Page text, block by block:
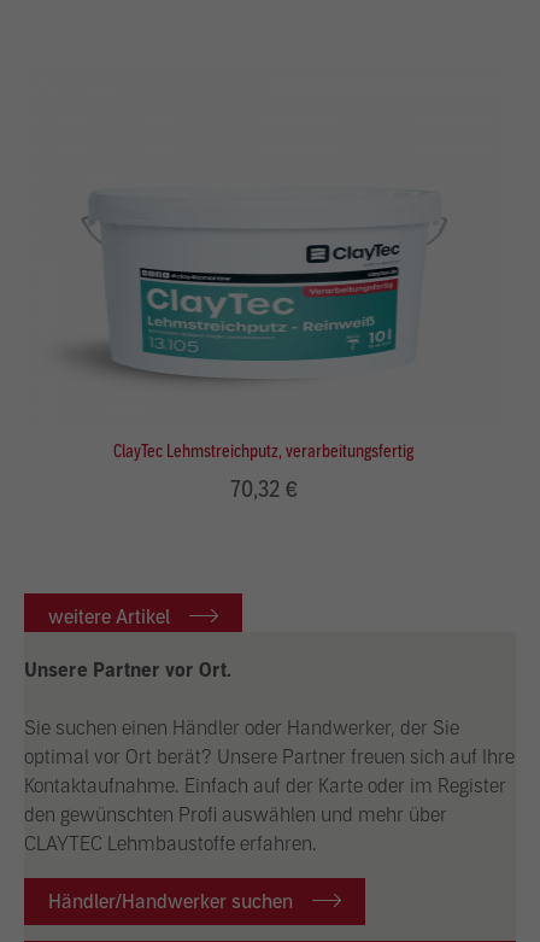
ClayTec Lehmstreichputz, verarbeitungsfertig
70,32 €
weitere Artikel
Unsere Partner vor Ort.
Sie suchen einen Händler oder Handwerker, der Sie
optimal vor Ort berät? Unsere Partner freuen sich auf Ihre
Kontaktaufnahme. Einfach auf der Karte oder im Register
den gewünschten Profi auswählen und mehr über
CLAYTEC Lehmbaustoffe erfahren.
Händler/Handwerker suchen